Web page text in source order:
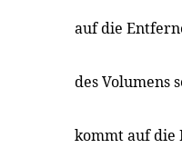
auf die
des Volumens
kommt auf die